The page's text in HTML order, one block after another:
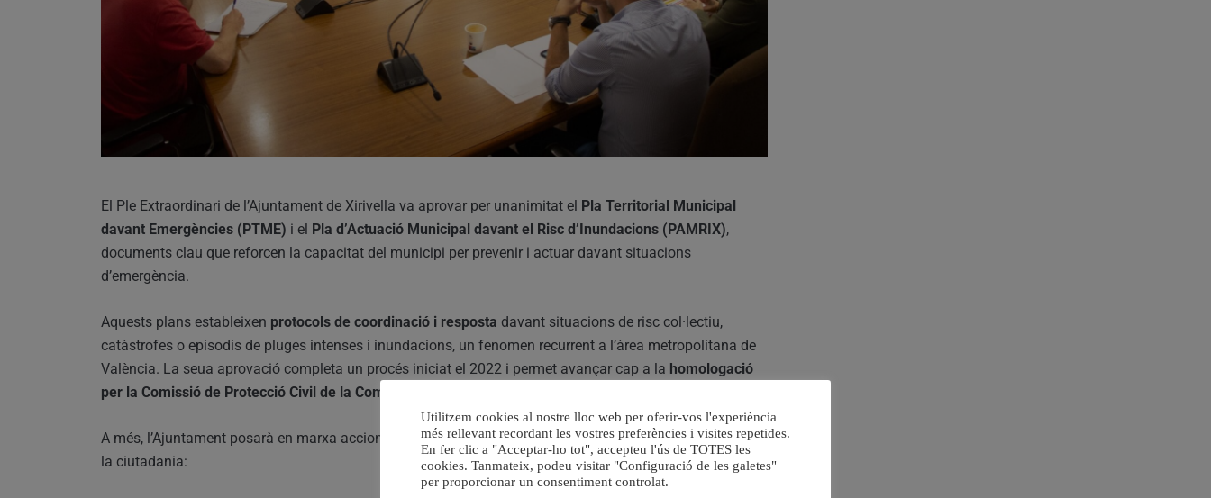
El Ple Extraordinari de l’Ajuntament de Xirivella va aprovar per unanimitat el Pla Territorial Municipal
davant Emergències (PTME) i el Pla d’Actuació Municipal davant el Risc d’Inundacions (PAMRIX),
documents clau que reforcen la capacitat del municipi per prevenir i actuar davant situacions
d’emergència.
Aquests plans estableixen protocols de coordinació i resposta davant situacions de risc col·lectiu,
catàstrofes o episodis de pluges intenses i inundacions, un fenomen recurrent a l’àrea metropolitana de
València. La seua aprovació completa un procés iniciat el 2022 i permet avançar cap a la homologació
per la Comissió de Protecció Civil de la Comunitat Valenciana
A més, l’Ajuntament posarà en marxa accions concretes per millorar la comunicació i l’autoprotecció de
la ciutadania:
Utilitzem cookies al nostre lloc web per oferir-vos l'experiència
més rellevant recordant les vostres preferències i visites repetides.
En fer clic a "Acceptar-ho tot", accepteu l'ús de TOTES les
cookies. Tanmateix, podeu visitar "Configuració de les galetes"
per proporcionar un consentiment controlat.